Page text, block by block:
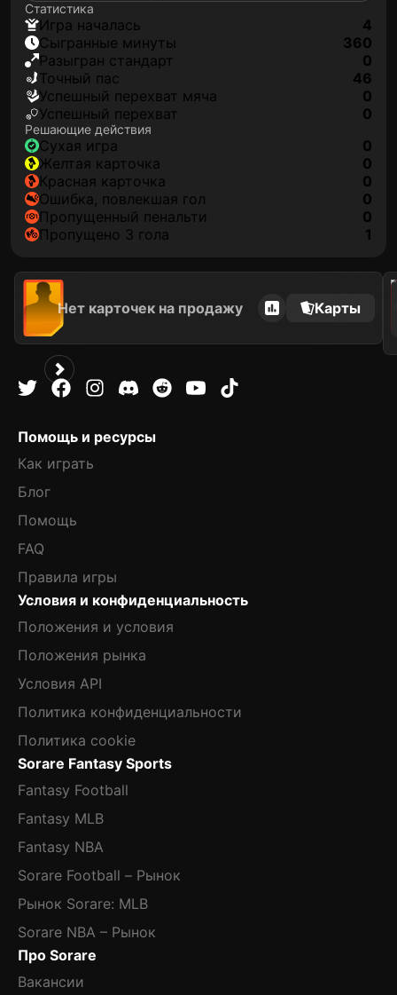
Статистика
игра началась
4
сыгранные минуты
360
разыгран стандарт
0
точный пас
46
успешный перехват мяча
0
успешный перехват
0
Решающие действия
сухая игра
0
желтая карточка
0
красная карточка
0
ошибка, повлекшая гол
0
пропущенный пенальти
0
Пропущено 3 гола
1
Нет карточек на продажу Карты
2022
Помощь и ресурсы
Как играть
Блог
Помощь
FAQ
Правила игры
Условия и конфиденциальность
Положения и условия
Положения рынка
Условия API
Политика конфиденциальности
Политика cookie
Sorare Fantasy Sports
Fantasy Football
Fantasy MLB
Fantasy NBA
Sorare Football – Рынок
Рынок Sorare: MLB
Sorare NBA – Рынок
Про Sorare
Вакансии